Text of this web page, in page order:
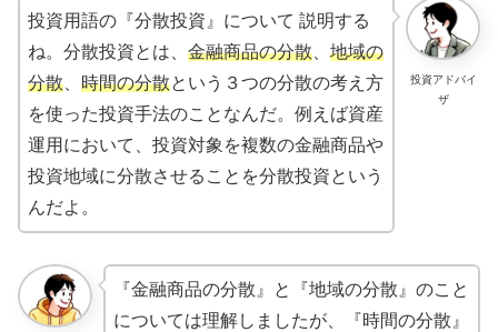
投資アドバイ
ザ
投資用語の『分散投資』について 説明する
ね。分散投資とは、 金融商品の分散
地域の
分散
時間の分散という３つの分散の考え方
を使った投資手法のことなんだ。例えば資産
運用において、投資対象を複数の金融商品や
投資地域に分散させることを分散投資という
んだよ。
『金融商品の分散』と『地域の分散』のこと
については理解しましたが、『時間の分散』